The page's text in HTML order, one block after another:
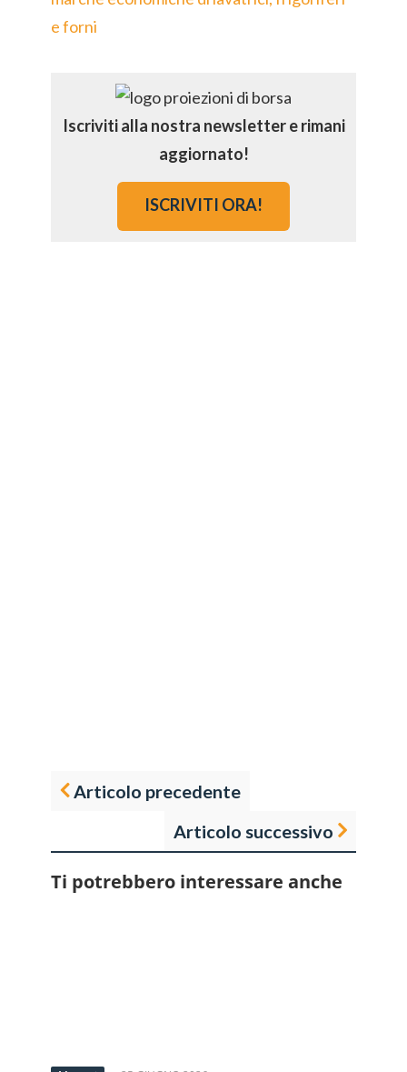
e forni
Iscriviti alla nostra newsletter e rimani
aggiornato!
ISCRIVITI ORA!
Articolo precedente
Articolo successivo
Ti potrebbero interessare anche